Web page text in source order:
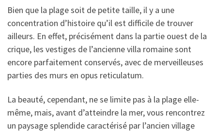
Bien que la plage soit de petite taille, il y a une
concentration d’histoire qu’il est difficile de trouver
ailleurs. En effet, précisément dans la partie ouest de la
crique, les vestiges de l’ancienne villa romaine sont
encore parfaitement conservés, avec de merveilleuses
parties des murs en opus reticulatum.
La beauté, cependant, ne se limite pas à la plage elle-
même, mais, avant d’atteindre la mer, vous rencontrez
un paysage splendide caractérisé par l’ancien village